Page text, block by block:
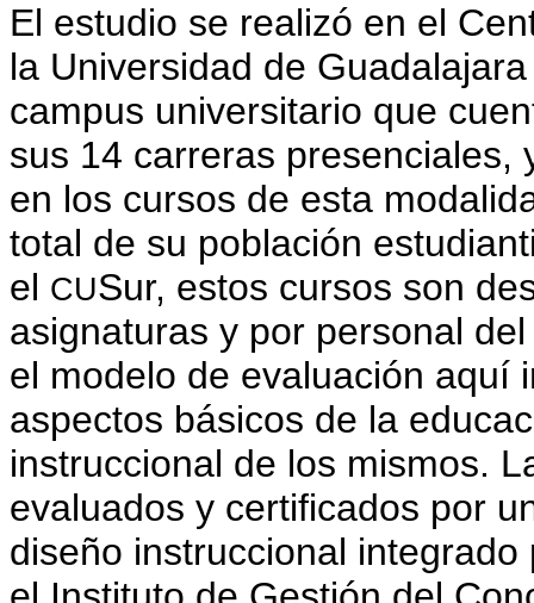
El estudio se realizó en el
la Universidad de
campus universitario que
sus 14 carreras presenciales,
en los cursos de esta
total de su población
el CUSur, estos cursos son
asignaturas y por personal
el modelo de evaluación aquí
aspectos básicos de la
instruccional de los mismos.
evaluados y certificados por
diseño instruccional